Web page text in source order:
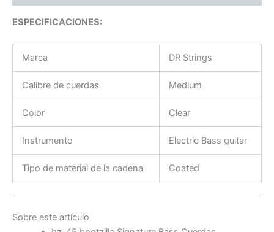
ESPECIFICACIONES:
Marca DR Strings
Calibre de cuerdas Medium
Color Clear
Instrumento Electric Bass guitar
Tipo de material de la cadena Coated
Sobre este artículo